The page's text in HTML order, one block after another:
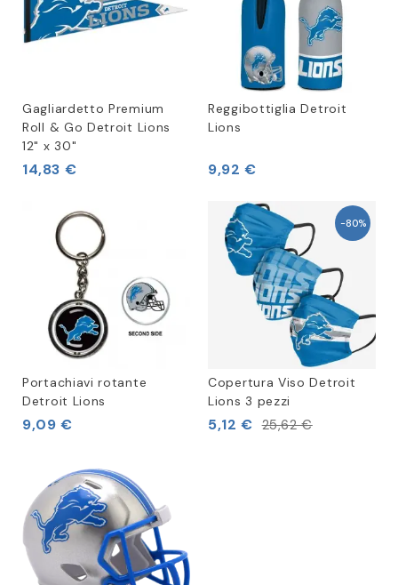
Gagliardetto Premium
Roll & Go Detroit Lions
12" x 30"
14,83 €
Reggibottiglia Detroit
Lions
9,92 €
Portachiavi rotante
Detroit Lions
9,09 €
-80%
Copertura Viso Detroit
Lions 3 pezzi
5,12 € 25,62 €